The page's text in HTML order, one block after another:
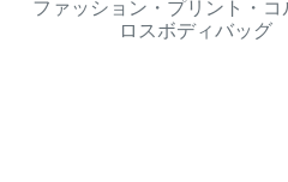
ファッション・プリント・コ
ロスボディバッグ